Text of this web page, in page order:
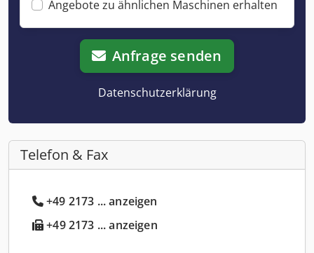
Angebote zu ähnlichen Maschinen erhalten
Anfrage senden
Datenschutzerklärung
Telefon & Fax
+49 2173 ... anzeigen
+49 2173 ... anzeigen